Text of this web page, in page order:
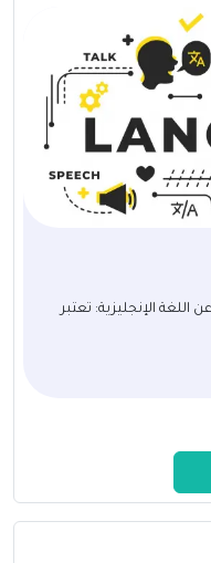
الإنجليزية: تعتبر